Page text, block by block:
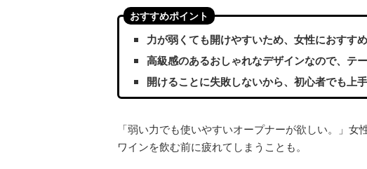
おすすめポイント
力が弱くても開けやすいため、女性におすすめ
高級感のあるおしゃれなデザインなので、テ
開けることに失敗しないから、初心者でも上
「弱い力でも使いやすいオープナーが欲しい。」女
ワインを飲む前に疲れてしまうことも。